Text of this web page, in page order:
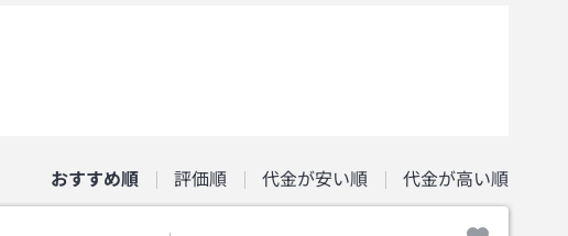
おすすめ順 評価順 代金が安い順 代金が高い順